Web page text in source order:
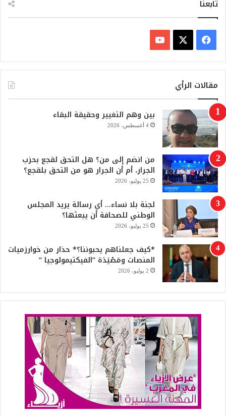
تابعنا
ي
س
ب
و
ك
X
Y
u
T
b
e
مقالات الرأي
بين وهم التغيير وحقيقة البقاء
4 أغسطس، 2026
من انضم إلى من؟ هل التحق لقجع بحزب
الجرار، أم أن الجرار هو من التحق بلقجع؟
25 يوليو، 2026
لجنة بلا نساء… أي رسالة يريد المجلس
الوطني للصحافة أن يبعثها؟
25 يوليو، 2026
*كيف جعلناهم يحبوننا؟* حذار من خوارزميات
المنصات ومَصْيَدَة “الفيكتيمولوجيا “
2 يوليو، 2026